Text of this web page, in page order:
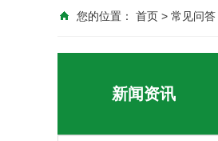
您的位置： 首页 > 常见问答
新闻资讯